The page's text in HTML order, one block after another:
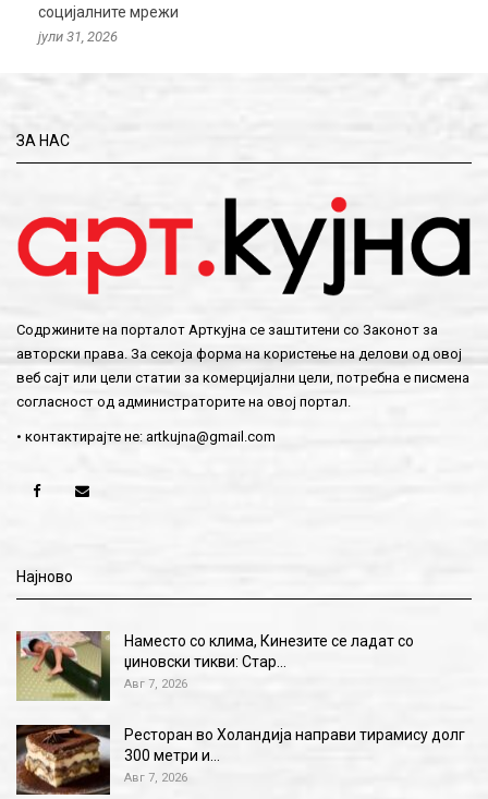
социјалните мрежи
јули 31, 2026
ЗА НАС
Содржините на порталот Арткујна се заштитени со Законот за
авторски права. За секоја форма на користење на делови од овој
веб сајт или цели статии за комерцијални цели, потребна е писмена
согласност од администраторите на овој портал.
• контактирајте не: artkujna@gmail.com
Најново
Наместо со клима, Кинезите се ладат со
џиновски тикви: Стар…
Авг 7, 2026
Ресторан во Холандија направи тирамису долг
300 метри и…
Авг 7, 2026